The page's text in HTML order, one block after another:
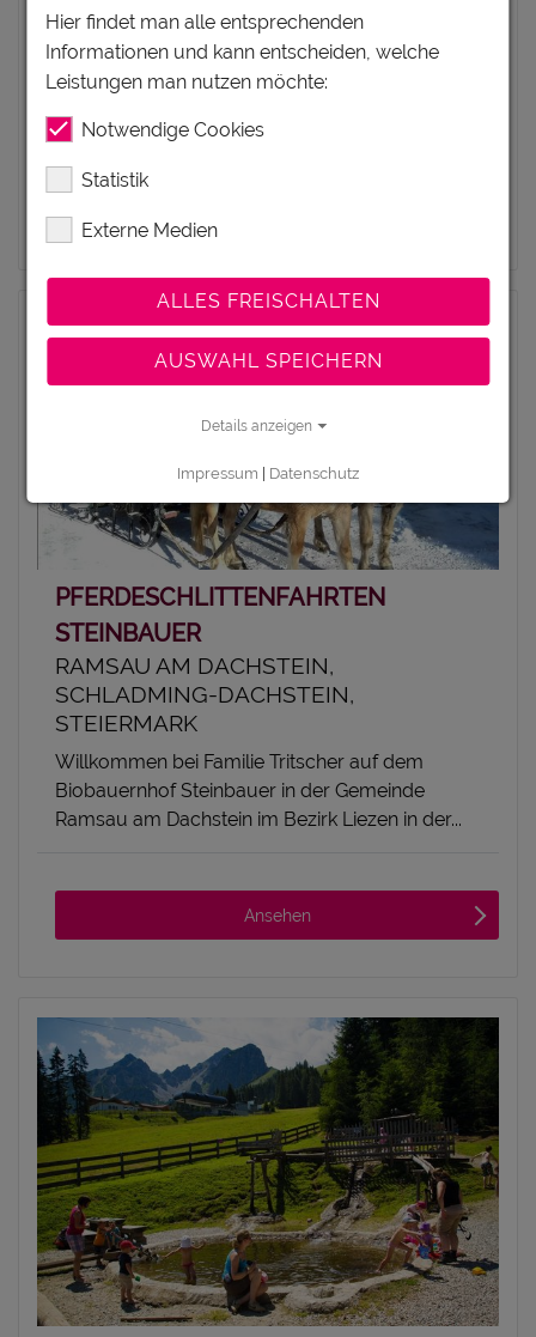
Eine der wahrscheinlich schönsten
Möglichkeiten, die vielen bezaubernden
Plätzchen in der Olympiaregion Seefeld in Tirol
zu...
PFERDESCHLITTENFAHRTEN
STEINBAUER
RAMSAU AM DACHSTEIN,
SCHLADMING-DACHSTEIN,
STEIERMARK
Willkommen bei Familie Tritscher auf dem
Biobauernhof Steinbauer in der Gemeinde
Ramsau am Dachstein im Bezirk Liezen in der...
Ansehen
Hier findet man alle entsprechenden
Informationen und kann entscheiden, welche
Leistungen man nutzen möchte:
Notwendige Cookies
Statistik
Externe Medien
ALLES FREISCHALTEN
AUSWAHL SPEICHERN
Details anzeigen
Impressum | Datenschutz